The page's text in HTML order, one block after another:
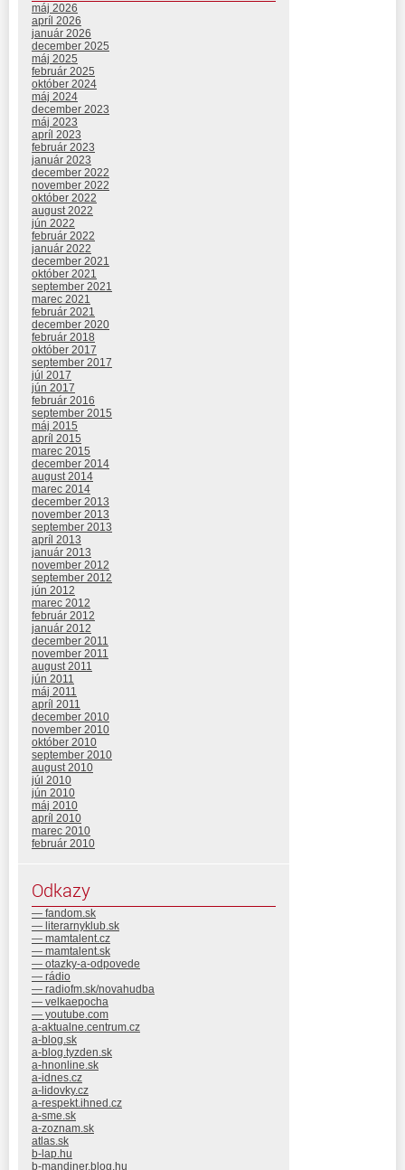
máj 2026
apríl 2026
január 2026
december 2025
máj 2025
február 2025
október 2024
máj 2024
december 2023
máj 2023
apríl 2023
február 2023
január 2023
december 2022
november 2022
október 2022
august 2022
jún 2022
február 2022
január 2022
december 2021
október 2021
september 2021
marec 2021
február 2021
december 2020
február 2018
október 2017
september 2017
júl 2017
jún 2017
február 2016
september 2015
máj 2015
apríl 2015
marec 2015
december 2014
august 2014
marec 2014
december 2013
november 2013
september 2013
apríl 2013
január 2013
november 2012
september 2012
jún 2012
marec 2012
február 2012
január 2012
december 2011
november 2011
august 2011
jún 2011
máj 2011
apríl 2011
december 2010
november 2010
október 2010
september 2010
august 2010
júl 2010
jún 2010
máj 2010
apríl 2010
marec 2010
február 2010
Odkazy
— fandom.sk
— literarnyklub.sk
— mamtalent.cz
— mamtalent.sk
— otazky-a-odpovede
— rádio
— radiofm.sk/novahudba
— velkaepocha
— youtube.com
a-aktualne.centrum.cz
a-blog.sk
a-blog.tyzden.sk
a-hnonline.sk
a-idnes.cz
a-lidovky.cz
a-respekt.ihned.cz
a-sme.sk
a-zoznam.sk
atlas.sk
b-lap.hu
b-mandiner.blog.hu